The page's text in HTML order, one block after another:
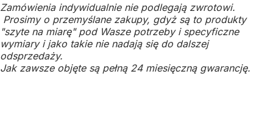
Zamówienia indywidualnie nie podlegają zwrotowi.
Prosimy o przemyślane zakupy, gdyż są to produkty
"szyte na miarę" pod Wasze potrzeby i specyficzne
wymiary i jako takie nie nadają się do dalszej
odsprzedaży.
Jak zawsze objęte są pełną 24 miesięczną gwarancję.